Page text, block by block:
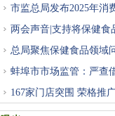
市监总局发布2025年消
两会声音|支持将保健食
总局聚焦保健食品领域
蚌埠市市场监管：严查
167家门店突围 荣格推